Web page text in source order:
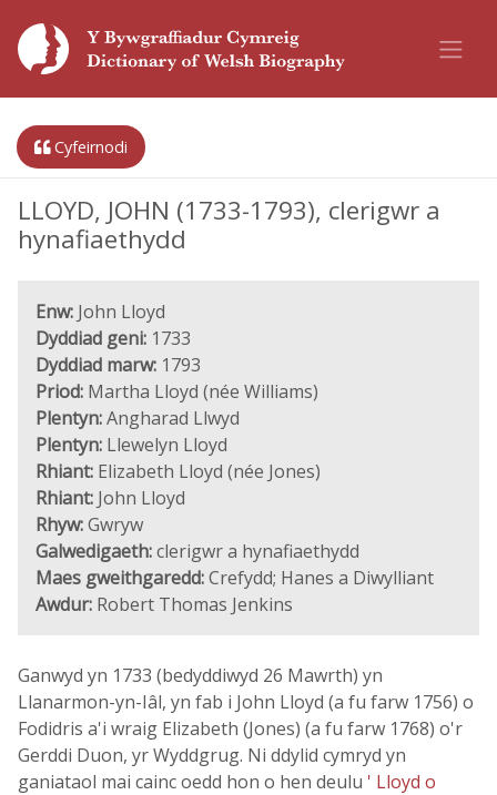
Cyfeirnodi
LLOYD, JOHN (1733-1793), clerigwr a
hynafiaethydd
Enw: John Lloyd
Dyddiad geni: 1733
Dyddiad marw: 1793
Priod: Martha Lloyd (née Williams)
Plentyn:Angharad Llwyd
Plentyn: Llewelyn Lloyd
Rhiant: Elizabeth Lloyd (née Jones)
Rhiant: John Lloyd
Rhyw:Gwryw
Galwedigaeth:clerigwr a hynafiaethydd
Maes gweithgaredd:Crefydd; Hanes a Diwylliant
Awdur: Robert Thomas Jenkins
Ganwyd yn 1733 (bedyddiwyd 26 Mawrth) yn
Llanarmon-yn-Iâl, yn fab i John Lloyd (a fu farw 1756) o
Fodidris a'i wraig Elizabeth (Jones) (a fu farw 1768) o'r
Gerddi Duon, yr Wyddgrug. Ni ddylid cymryd yn
ganiataol mai cainc oedd hon o hen deulu ' Lloyd o